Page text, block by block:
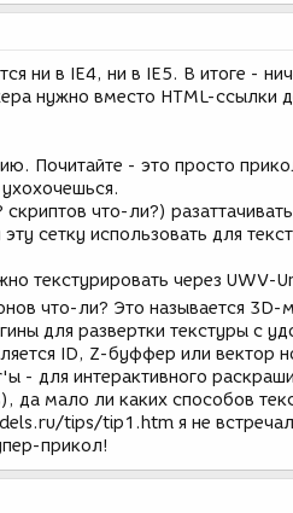
ни в IE4, ни в IE5. В итоге -
нужно вместо HTML-ссылки
Почитайте - это просто
что-ли?)
сетку использовать для
текстурировать через UWV-
что-ли? Это называется 3D-
для развертки текстуры с
ID, Z-буффер или вектор
- для интерактивного
да мало ли каких способов
tips/tip1.htm я не
прикол!